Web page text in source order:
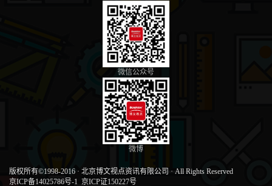
微信公众号
微博
版权所有©1998-2016 · 北京博文视点资讯有限公司 · All Rights Reserved
京ICP备14025786号-1 京ICP证150227号